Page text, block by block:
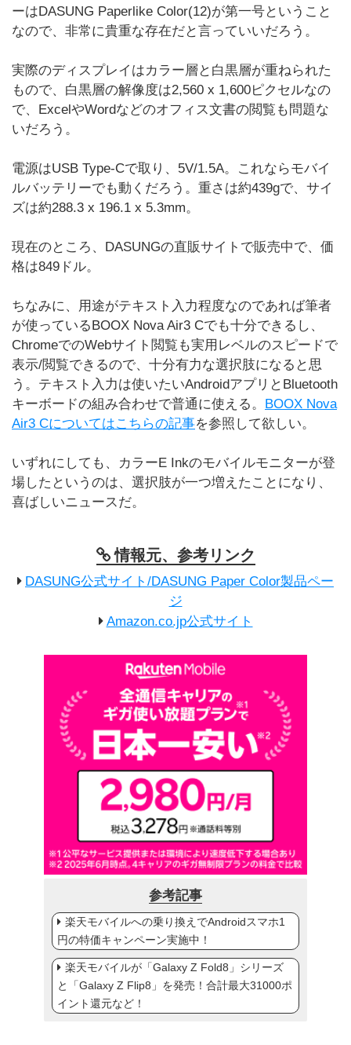
ーはDASUNG Paperlike Color(12)が第一号ということ
なので、非常に貴重な存在だと言っていいだろう。
実際のディスプレイはカラー層と白黒層が重ねられた
もので、白黒層の解像度は2,560 x 1,600ピクセルなの
で、ExcelやWordなどのオフィス文書の閲覧も問題な
いだろう。
電源はUSB Type-Cで取り、5V/1.5A。これならモバイ
ルバッテリーでも動くだろう。重さは約439gで、サイ
ズは約288.3 x 196.1 x 5.3mm。
現在のところ、DASUNGの直販サイトで販売中で、価
格は849ドル。
ちなみに、用途がテキスト入力程度なのであれば筆者
が使っているBOOX Nova Air3 Cでも十分できるし、
ChromeでのWebサイト閲覧も実用レベルのスピードで
表示/閲覧できるので、十分有力な選択肢になると思
う。テキスト入力は使いたいAndroidアプリとBluetooth
キーボードの組み合わせで普通に使える。 BOOX Nova
Air3 Cについてはこちらの記事を参照して欲しい。
いずれにしても、カラーE Inkのモバイルモニターが登
場したというのは、選択肢が一つ増えたことになり、
喜ばしいニュースだ。
情報元、参考リンク
DASUNG公式サイト/DASUNG Paper Color製品ペー
ジ
Amazon.co.jp公式サイト
参考記事
楽天モバイルへの乗り換えでAndroidスマホ1
円の特価キャンペーン実施中！
楽天モバイルが「Galaxy Z Fold8」シリーズ
と「Galaxy Z Flip8」を発売！合計最大31000ポ
イント還元など！